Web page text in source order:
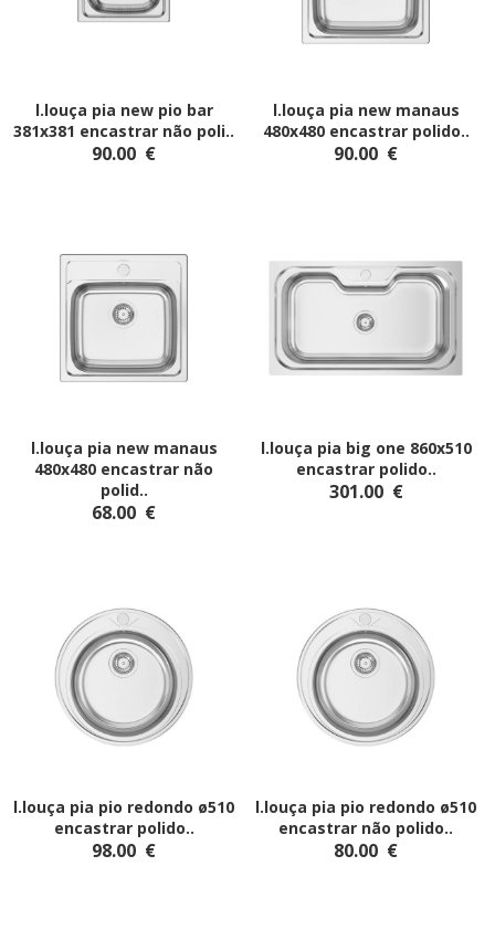
l.louça pia new pio bar
381x381 encastrar não poli..
90.00 €
l.louça pia new manaus
480x480 encastrar polido..
90.00 €
l.louça pia new manaus
480x480 encastrar não
polid..
68.00 €
l.louça pia big one 860x510
encastrar polido..
301.00 €
l.louça pia pio redondo ø510
encastrar polido..
98.00 €
l.louça pia pio redondo ø510
encastrar não polido..
80.00 €